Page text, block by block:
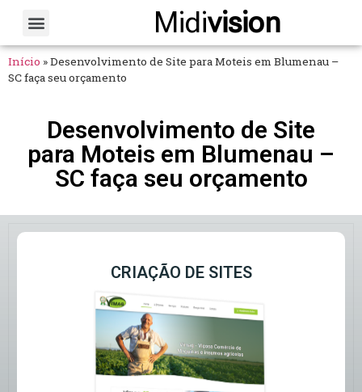
Midivision
Início »Desenvolvimento de Site para Moteis em Blumenau –
SC faça seu orçamento
Desenvolvimento de Site
para Moteis em Blumenau –
SC faça seu orçamento
CRIAÇÃO DE SITES